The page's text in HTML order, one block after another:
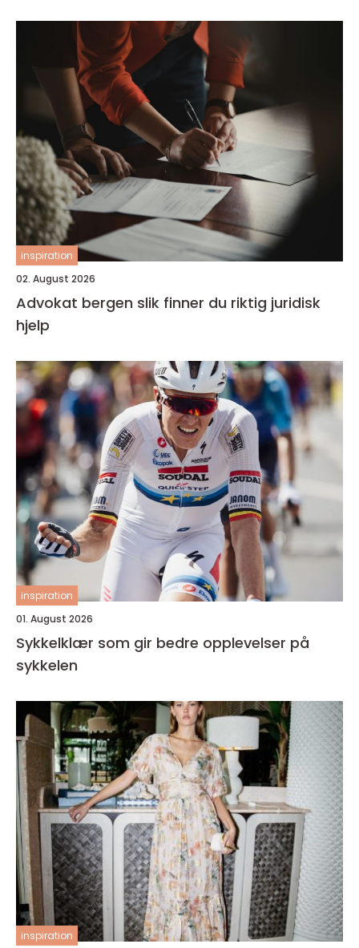
inspiration
02. August 2026
Advokat bergen slik finner du riktig juridisk
hjelp
inspiration
01. August 2026
Sykkelklær som gir bedre opplevelser på
sykkelen
inspiration